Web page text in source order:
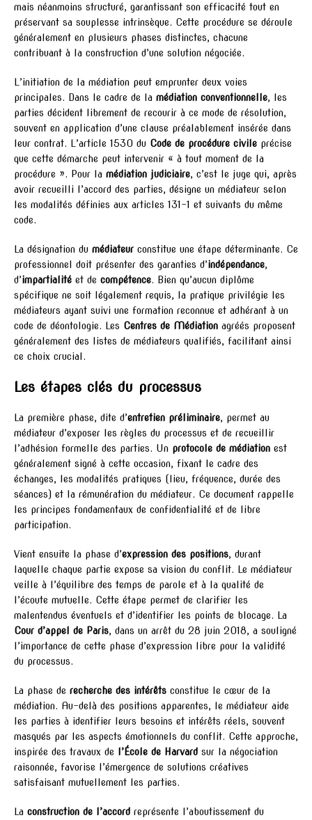
mais néanmoins structuré, garantissant son efficacité tout en
préservant sa souplesse intrinsèque. Cette procédure se déroule
généralement en plusieurs phases distinctes, chacune
contribuant à la construction d’une solution négociée.
L’initiation de la médiation peut emprunter deux voies
principales. Dans le cadre de la médiation conventionnelle, les
parties décident librement de recourir à ce mode de résolution,
souvent en application d’une clause préalablement insérée dans
leur contrat. L’article 1530 du Code de procédure civile précise
que cette démarche peut intervenir « à tout moment de la
procédure ». Pour la médiation judiciaire, c’est le juge qui, après
avoir recueilli l’accord des parties, désigne un médiateur selon
les modalités définies aux articles 131-1 et suivants du même
code.
La désignation du médiateur constitue une étape déterminante. Ce
professionnel doit présenter des garanties d’indépendance,
d’impartialité et de compétence. Bien qu’aucun diplôme
spécifique ne soit légalement requis, la pratique privilégie les
médiateurs ayant suivi une formation reconnue et adhérant à un
code de déontologie. Les Centres de Médiation agréés proposent
généralement des listes de médiateurs qualifiés, facilitant ainsi
ce choix crucial.
Les étapes clés du processus
La première phase, dite d’entretien préliminaire, permet au
médiateur d’exposer les règles du processus et de recueillir
l’adhésion formelle des parties. Un protocole de médiation est
généralement signé à cette occasion, fixant le cadre des
échanges, les modalités pratiques (lieu, fréquence, durée des
séances) et la rémunération du médiateur. Ce document rappelle
les principes fondamentaux de confidentialité et de libre
participation.
Vient ensuite la phase d’expression des positions, durant
laquelle chaque partie expose sa vision du conflit. Le médiateur
veille à l’équilibre des temps de parole et à la qualité de
l’écoute mutuelle. Cette étape permet de clarifier les
malentendus éventuels et d’identifier les points de blocage. La
Cour d’appel de Paris, dans un arrêt du 28 juin 2018, a souligné
l’importance de cette phase d’expression libre pour la validité
du processus.
La phase de recherche des intérêts constitue le cœur de la
médiation. Au-delà des positions apparentes, le médiateur aide
les parties à identifier leurs besoins et intérêts réels, souvent
masqués par les aspects émotionnels du conflit. Cette approche,
inspirée des travaux de
l’École de Harvard sur la négociation
raisonnée, favorise l’émergence de solutions créatives
satisfaisant mutuellement les parties.
La construction de l’accord représente l’aboutissement du